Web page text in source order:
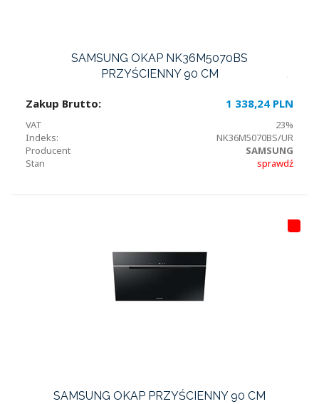
SAMSUNG OKAP NK36M5070BS
PRZYŚCIENNY 90 CM
Zakup Brutto: 1 338,24 PLN
VAT
23%
Indeks:
NK36M5070BS/UR
Producent
SAMSUNG
Stan
sprawdź
HI
S
T
SAMSUNG OKAP PRZYŚCIENNY 90 CM